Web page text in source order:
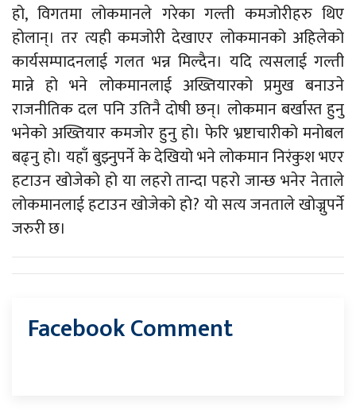
हो, विगतमा लोकमानले गरेका गल्ती कमजोरीहरु थिए
होलान्। तर त्यही कमजोरी देखाएर लोकमानको अहिलेको
कार्यसम्पादनलाई गलत भन्न मिल्दैन। यदि त्यसलाई गल्ती
मान्ने हो भने लोकमानलाई अख्तियारको प्रमुख बनाउने
राजनीतिक दल पनि उतिनै दोषी छन्। लोकमान बर्खास्त हुनु
भनेको अख्तियार कमजोर हुनु हो। फेरि भ्रष्टाचारीको मनोबल
बढ्नु हो। यहाँ बुझ्नुपर्ने के देखियो भने लोकमान निरंकुश भएर
हटाउन खोजेको हो या लहरो तान्दा पहरो जान्छ भनेर नेताले
लोकमानलाई हटाउन खोजेको हो? यो सत्य जनताले खोज्नुपर्ने
जरुरी छ।
Facebook Comment